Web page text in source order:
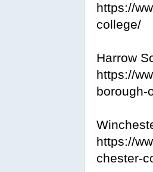
https://
college/
Harrow
https://
borough-
https://
chester-